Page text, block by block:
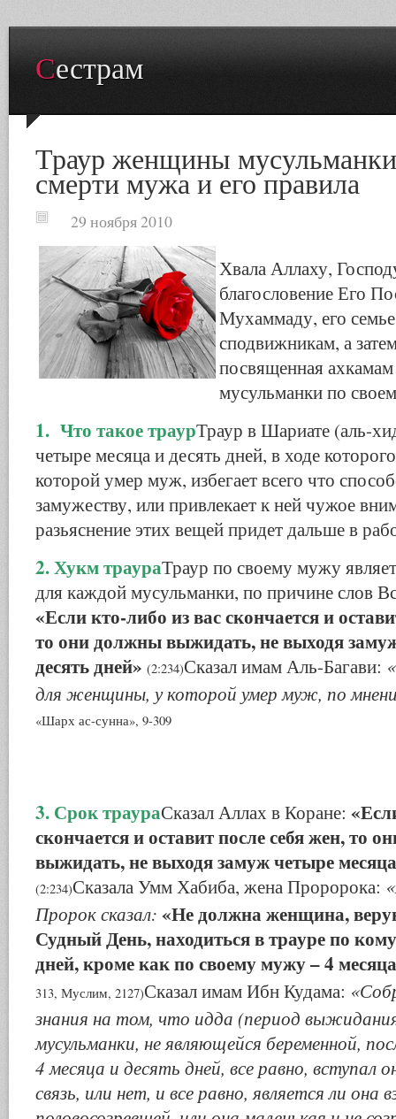
Сестрам
Траур женщины
смерти мужа и его правила
29 ноября 2010
Хвала Аллаху,
благословение Его
Мухаммаду, его
сподвижникам, а
посвященная
мусульманки по
1. Что такое траурТраур в Шариате (аль-
четыре месяца и десять дней, в ходе
которой умер муж, избегает всего что
замужеству, или привлекает к ней чужое
разьяснение этих вещей придет дальше в
2. Хукм траураТраур по своему мужу
для каждой мусульманки, по причине слов
«Если кто-либо из вас скончается и
то они должны выжидать, не выходя
десять дней» (2:234)Сказал имам Аль-Багави:
для женщины, у которой умер муж, по
«Шарх ас-сунна», 9-309
3. Срок траураСказал Аллах в Коране:
скончается и оставит после себя жен, то
выжидать, не выходя замуж четыре
(2:234)Сказала Умм Хабиба, жена Проророка:
Пророк сказал: «Не должна женщина,
Судный День, находиться в трауре по
дней, кроме как по своему мужу – 4
313, Муслим, 2127)Сказал имам Ибн Кудама:
знания на том, что идда (период
мусульманки, не являющейся беременной,
4 месяца и десять дней, все равно, вступал
связь, или нет, и все равно, является ли она